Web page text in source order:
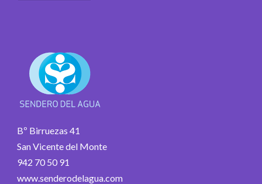
Bº Birruezas 41
San Vicente del Monte
942 70 50 91
www.senderodelagua.com